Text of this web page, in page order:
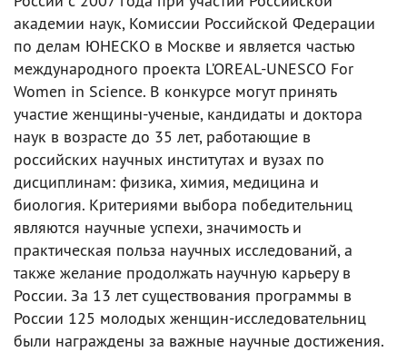
академии наук, Комиссии Российской Федерации
по делам ЮНЕСКО в Москве и является частью
международного проекта L’OREAL-UNESCO For
Women in Science. В конкурсе могут принять
участие женщины-ученые, кандидаты и доктора
наук в возрасте до 35 лет, работающие в
российских научных институтах и вузах по
дисциплинам: физика, химия, медицина и
биология. Критериями выбора победительниц
являются научные успехи, значимость и
практическая польза научных исследований, а
также желание продолжать научную карьеру в
России. За 13 лет существования программы в
России 125 молодых женщин-исследовательниц
были награждены за важные научные достижения.